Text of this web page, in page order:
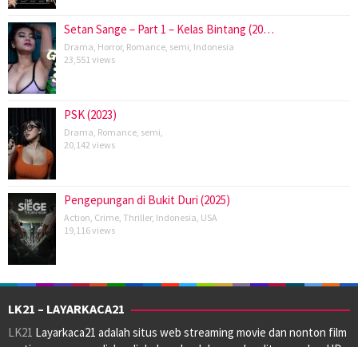
Setan Sange – Part 1 – Kelas Bintang (20…
Drama Horror, Romance semi Indonesia
23,551 views
PSK (2023)
Drama Romance semi
20,142 views
Pengepungan di Bukit Duri (2025)
Action Crime Thriller, Indonesia USA
19,116 views
LK21 – LAYARKACA21
LK21 Layarkaca21 adalah situs web streaming movie dan nonton film